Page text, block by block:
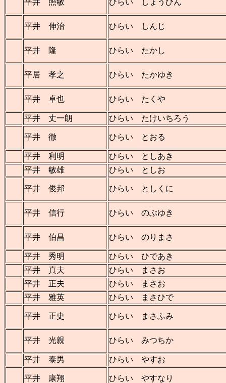
平井 照敏 ひらい しょうびん
平井 伸治 ひらい しんじ
平井 隆 ひらい たかし
平居 孝之 ひらい たかゆき
平井 卓也 ひらい たくや
平井 丈一朗 ひらい たけいちろう
平井 徹 ひらい とおる
平井 利明
ひらい としあき
平井 敏雄
ひらい としお
平井 俊邦 ひらい としくに
平井 信行 ひらい のぶゆき
平井 伯昌 ひらい のりまさ
平井 秀明
ひらい ひであき
平井 真夫
ひらい まさお
平井 正夫
ひらい まさお
平井 雅英
ひらい まさひで
平井 正史 ひらい まさふみ
平井 光親 ひらい みつちか
平井 泰男 ひらい やすお
平井 康翔 ひらい やすなり